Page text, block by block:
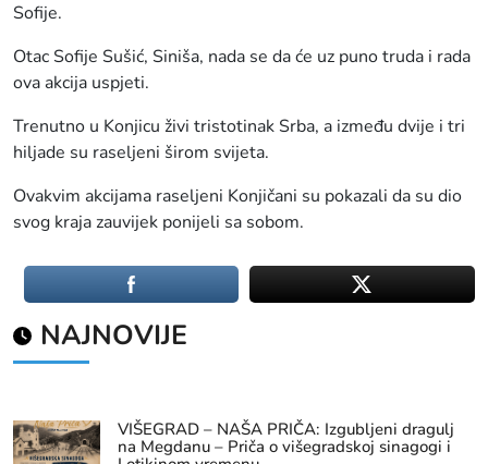
Sofije.
Otac Sofije Sušić, Siniša, nada se da će uz puno truda i rada
ova akcija uspjeti.
Trenutno u Konjicu živi tristotinak Srba, a između dvije i tri
hiljade su raseljeni širom svijeta.
Ovakvim akcijama raseljeni Konjičani su pokazali da su dio
svog kraja zauvijek ponijeli sa sobom.
NAJNOVIJE
VIŠEGRAD – NAŠA PRIČA: Izgubljeni dragulj
na Megdanu – Priča o višegradskoj sinagogi i